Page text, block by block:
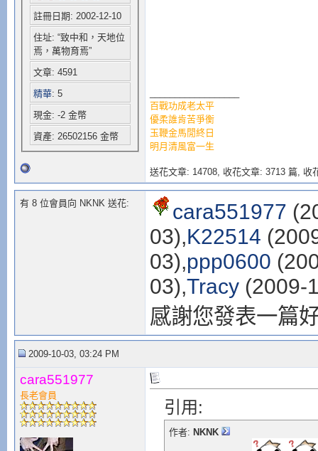
註冊日期: 2002-12-10
住址: “致中和，天地位
焉，萬物育焉”
文章: 4591
精華: 5
現金: -2 金幣
資產: 26502156 金幣
百戰功成老太平
優柔誰肯苦爭衡
玉鞭金馬閒終日
明月清風富一生
送花文章: 14708, 收花文章: 3713 篇, 收
有 8 位會員向 NKNK 送花: cara551977
03),K22514
03),ppp0600
03),Tracy(2009-
感謝您發表一篇
2009-10-03, 03:24 PM
cara551977
長老會員
引用:
作者: NKNK